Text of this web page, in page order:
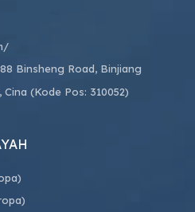
Binsheng Road, Binjiang
(Kode Pos: 310052)